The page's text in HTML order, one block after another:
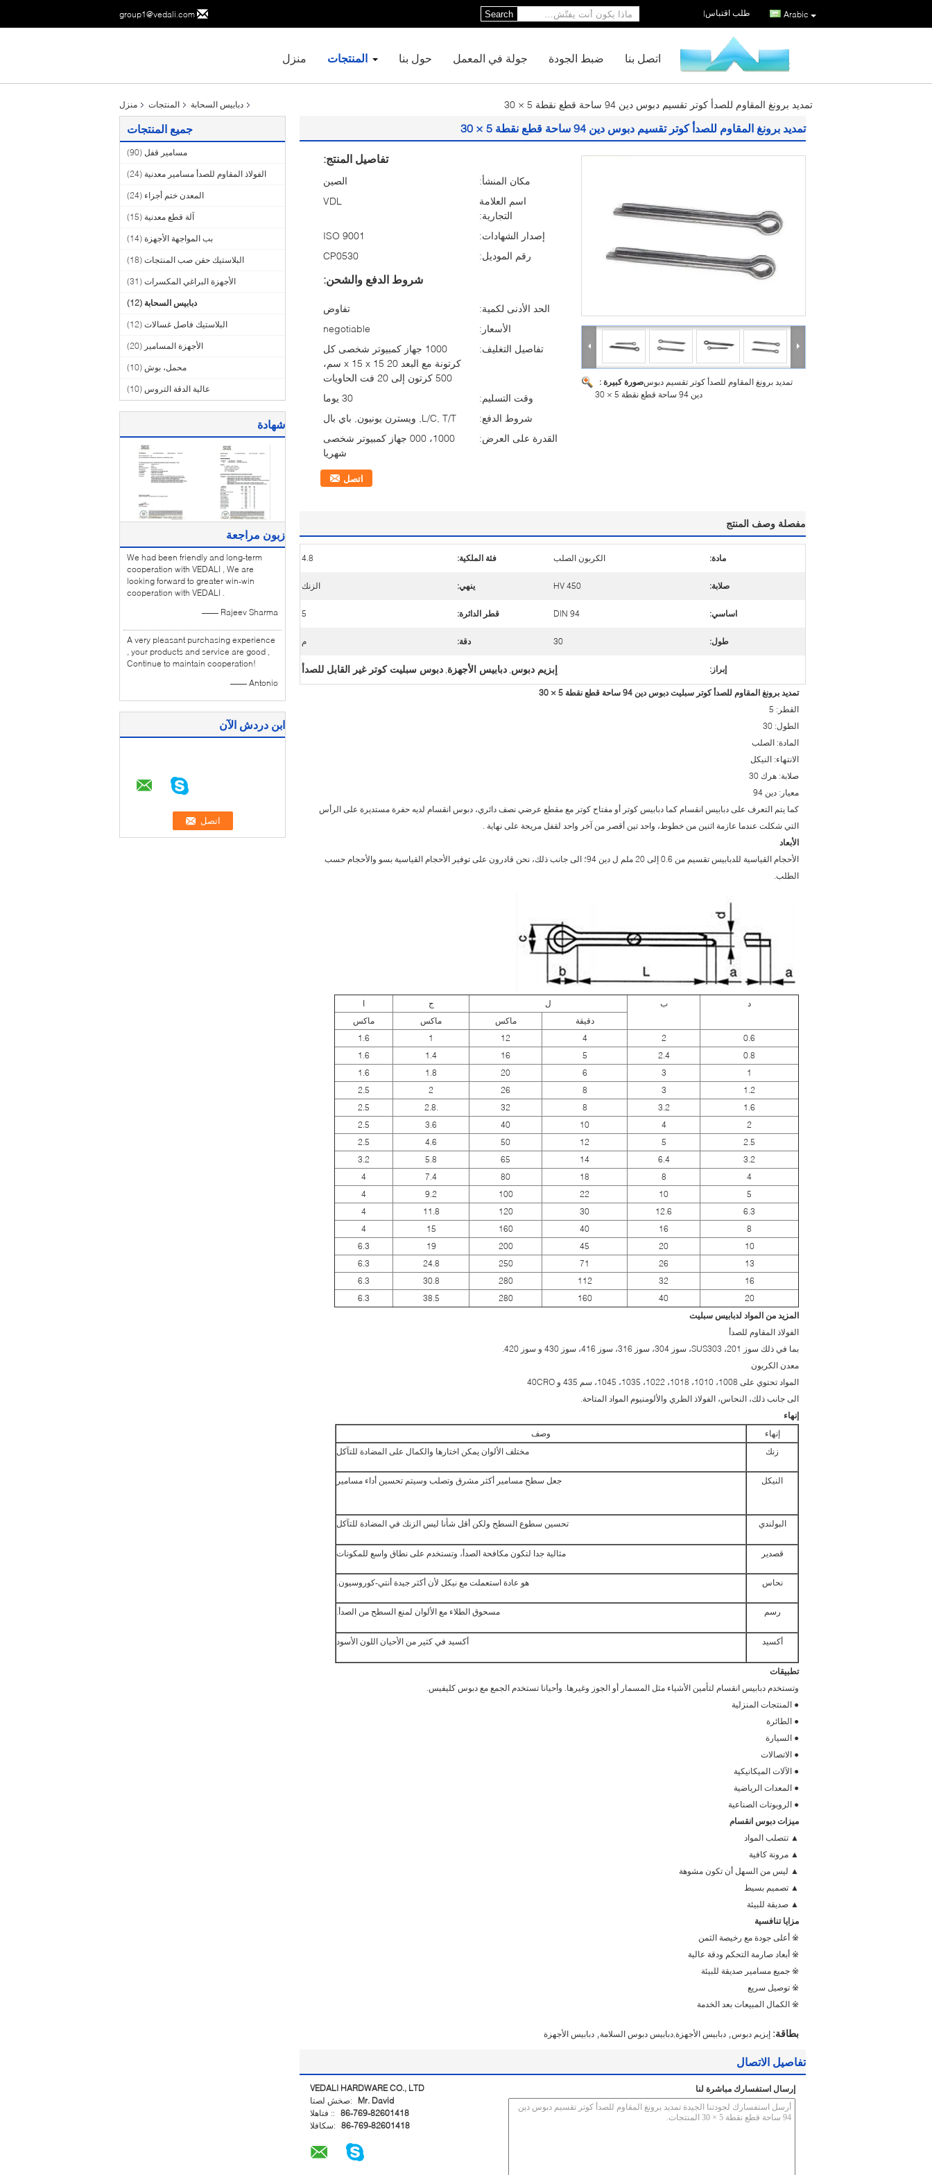
group1@vedali.com Arabic طلب اقتباس|
Search
منزل المنتجات حول بنا جولة في المعمل ضبط الجودة اتصل بنا
منزل المنتجات دبابيس السحابة تمديد برونغ المقاوم للصدأ كوتر تقسيم دبوس دين 94 ساحة قطع نقطة 5 × 30
جميع المنتجات
مسامير قفل (90)
الفولاذ المقاوم للصدأ مسامير معدنية (24)
المعدن ختم أجزاء (24)
آلة قطع معدنية (15)
بب المواجهة الأجهزة (14)
البلاستيك حقن صب المنتجات (18)
الأجهزة البراغي المكسرات (31)
دبابيس السحابة (12)
البلاستيك فاصل غسالات (12)
الأجهزة المسامير (20)
محمل، بوش (10)
عالية الدقة التروس (10)
شهادة
زبون مراجعة
We had been friendly and long-term
cooperation with VEDALI , We are
looking forward to greater win-win
cooperation with VEDALI .
—— Rajeev Sharma
A very pleasant purchasing experience
, your products and service are good ,
Continue to maintain cooperation!
—— Antonio
ابن دردش الآن
تمديد برونغ المقاوم للصدأ كوتر تقسيم دبوس دين 94 ساحة قطع نقطة 5 × 30
صورة كبيرة :تمديد برونغ المقاوم للصدأ كوتر تقسيم دبوس
دين 94 ساحة قطع نقطة 5 × 30
تفاصيل المنتج:
مكان المنشأ:
الصين
اسم العلامة
التجارية:
VDL
إصدار الشهادات:
ISO 9001
رقم الموديل:
CP0530
شروط الدفع والشحن:
الحد الأدنى لكمية:
تفاوض
الأسعار:
negotiable
تفاصيل التغليف:
1000 جهاز كمبيوتر شخصى كل
كرتونة مع البعد 20 x 15 x 15 سم،
500 كرتون إلى 20 فت الحاويات
وقت التسليم:
30 يوما
شروط الدفع:
L/C, T/T, ويسترن يونيون, باي بال
القدرة على العرض:
1000، 000 جهاز كمبيوتر شخصى
شهريا
اتصل
مفصلة وصف المنتج
مادة: الكربون الصلب فئة الملكية: 4.8
صلابة: HV 450 ينهي: الزنك
اساسي: DIN 94 قطر الدائرة: 5
طول: 30 دقة: م
إبراز: إبزيم دبوس, دبابيس الأجهزة, دبوس سبليت كوتر غير القابل للصدأ
تمديد برونغ المقاوم للصدأ كوتر سبليت دبوس دين 94 ساحة قطع نقطة 5 × 30
القطر: 5
الطول: 30
المادة: الصلب
الانتهاء: النيكل
صلابة: هرك 30
معيار: دين 94
كما يتم التعرف على دبابيس انقسام كما دبابيس كوتر أو مفتاح كوتر مع مقطع عرضي نصف دائري، دبوس انقسام لديه حفرة مستديرة على الرأس
التي شكلت عندما عازمة اثنين من خطوط، واحد تين أقصر من آخر واحد لقفل مريحة على نهاية .
الأبعاد
الأحجام القياسية للدبابيس تقسيم من 0.6 إلى 20 ملم ل دين 94؛ الى جانب ذلك، نحن قادرون على توفير الأحجام القياسية بسو والأحجام حسب
الطلب.
د ب ل ج
ا
دقيقة
ماكس ماكس
ماكس
0.6
2
4
12
1
1.6
0.8
2.4
5
16
1.4
1.6
1
3
6
20
1.8
1.6
1.2
3
8
26
2
2.5
1.6
3.2
8
32
.2.8
2.5
2
4
10
40
3.6
2.5
2.5
5
12
50
4.6
2.5
3.2
6.4
14
65
5.8
3.2
4
8
18
80
7.4
4
5
10
22
100
9.2
4
6.3
12.6
30
120
11.8
4
8
16
40
160
15
4
10
20
45
200
19
6.3
13
26
71
250
24.8
6.3
16
32
112
280
30.8
6.3
20
40
160
280
38.5
6.3
المزيد من المواد لدبابيس سبليت
الفولاذ المقاوم للصدأ
بما في ذلك سوز 201، SUS303، سوز 304، سوز 316، سوز 416، سوز 430 و سوز 420.
معدن الكربون
المواد تحتوي على 1008، 1010، 1018، 1022، 1035، 1045، سم 435 و 40CRO
الى جانب ذلك، النحاس، الفولاذ الطري والألومنيوم المواد المتاحة.
إنهاء
إنهاء
وصف
زنك
مختلف الألوان يمكن اختارها والكمال على المضادة للتآكل
النيكل جعل سطح مسامير أكثر مشرق وتصلب وسيتم تحسين أداء مسامير
البولندي تحسين سطوع السطح ولكن أقل شأنا ليس الزنك في المضادة للتآكل
قصدير مثالية جدا لتكون مكافحة الصدأ، وتستخدم على نطاق واسع للمكونات
نحاس هو عادة استعملت مع نيكل لأن أكثر جيدة أنتي-كوروسيون.
رسم مسحوق الطلاء مع الألوان لمنع السطح من الصدأ.
أكسيد أكسيد في كثير من الأحيان اللون الأسود
تطبيقات
وتستخدم دبابيس انقسام لتأمين الأشياء مثل المسمار أو الجوز وغيرها. وأحيانا تستخدم الجمع مع دبوس كليفيس.
● المنتجات المنزلية
● الطائرة
● السيارة
● الاتصالات
● الآلات الميكانيكية
● المعدات الرياضية
● الروبوتات الصناعية
ميزات دبوس انقسام
▲ تتصلب المواد
▲ مرونة كافية
▲ ليس من السهل أن تكون مشوهة
▲ تصميم بسيط
▲ صديقة للبيئة
مزايا تنافسية
※ أعلى جودة مع رخيصة الثمن
※ أبعاد صارمة التحكم ودقة عالية
※ جميع مسامير صديقة للبيئة
※ توصيل سريع
※ الكمال المبيعات بعد الخدمة
بطاقة: إبزيم دبوس دبابيس الأجهزة,دبابيس دبوس السلامة دبابيس الأجهزة
تفاصيل الاتصال
VEDALI HARDWARE CO., LTD
اتصل شخص:
Mr. David
الهاتف :: 86-769-82601418
الفاكس: 86-769-82601418
إرسال استفسارك مباشرة لنا